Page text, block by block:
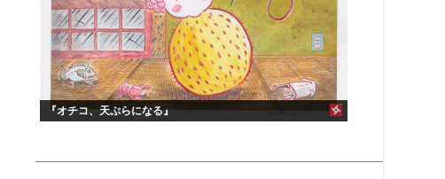
『オチコ、天ぷらになる』